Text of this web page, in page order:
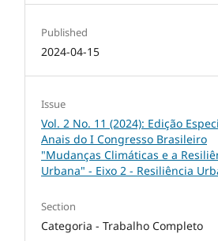
Published
2024-04-15
Issue
Vol. 2 No. 11 (2024): Edição
Anais do I Congresso Brasileiro
"Mudanças Climáticas e a
Urbana" - Eixo 2 - Resiliência
Section
Categoria - Trabalho Completo